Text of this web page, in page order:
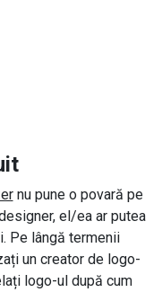
nu pune o povară pe
el/ea ar putea
Pe lângă termenii
un creator de logo-
logo-ul după cum